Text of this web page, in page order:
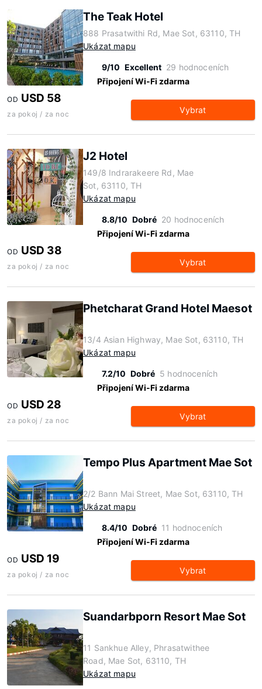
The Teak Hotel
888 Prasatwithi Rd, Mae Sot, 63110, TH
Ukázat mapu
9/10 Excellent 29 hodnoceních
Připojení Wi-Fi zdarma
OD USD 58
za pokoj / za noc Vybrat
J2 Hotel
149/8 Indrarakeere Rd, Mae
Sot, 63110, TH
Ukázat mapu
8.8/10 Dobré 20 hodnoceních
Připojení Wi-Fi zdarma
OD USD 38
za pokoj / za noc Vybrat
Phetcharat Grand Hotel Maesot
13/4 Asian Highway, Mae Sot, 63110, TH
Ukázat mapu
7.2/10 Dobré 5 hodnoceních
Připojení Wi-Fi zdarma
OD USD 28
za pokoj / za noc Vybrat
Tempo Plus Apartment Mae Sot
2/2 Bann Mai Street, Mae Sot, 63110, TH
Ukázat mapu
8.4/10 Dobré 11 hodnoceních
Připojení Wi-Fi zdarma
OD USD 19
za pokoj / za noc Vybrat
Suandarbporn Resort Mae Sot
11 Sankhue Alley, Phrasatwithee
Road, Mae Sot, 63110, TH
Ukázat mapu